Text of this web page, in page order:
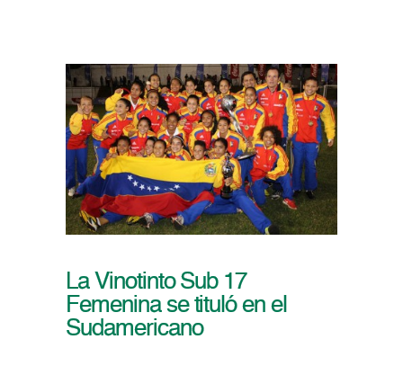
La Vinotinto Sub 17
Femenina se tituló en el
Sudamericano